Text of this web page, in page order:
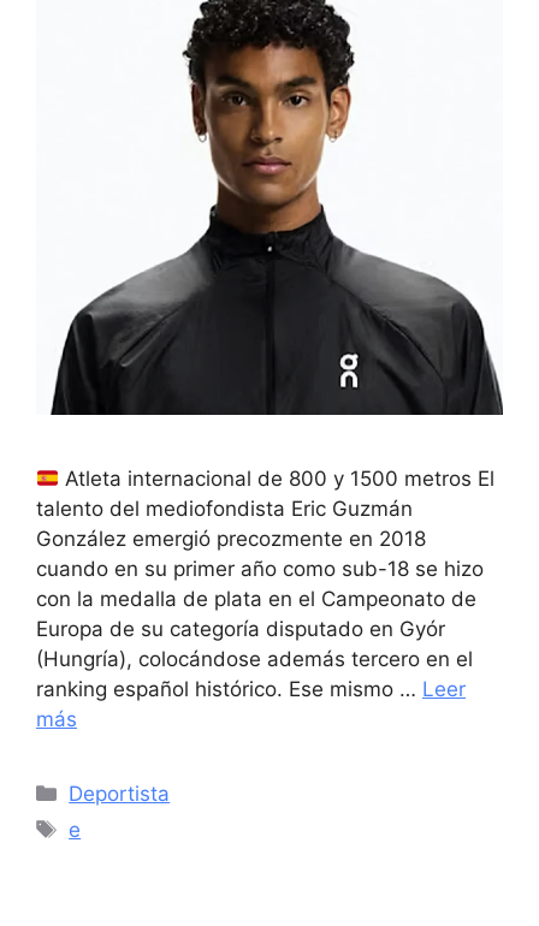
Atleta internacional de 800 y 1500 metros El
talento del mediofondista Eric Guzmán
González emergió precozmente en 2018
cuando en su primer año como sub-18 se hizo
con la medalla de plata en el Campeonato de
Europa de su categoría disputado en Gyór
(Hungría), colocándose además tercero en el
ranking español histórico. Ese mismo … Leer
más
Categorías
Deportista
Etiquetas
e